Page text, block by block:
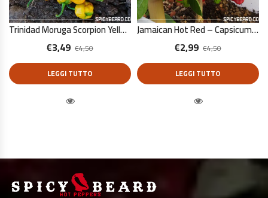
Trinidad Moruga Scorpion Yellow – Capsicum Chinense – 10 Semi Puri
€4,50
€3,49
LEGGI TUTTO
Jamaican Hot Red – Capsicum Chinense – 10 Semi Puri
€4,50
€2,99
LEGGI TUTTO